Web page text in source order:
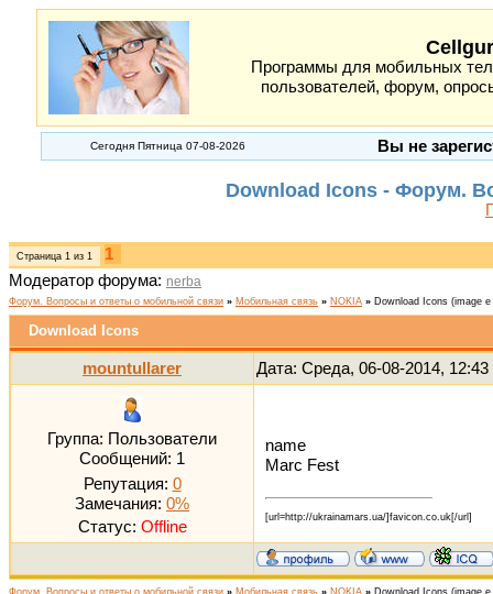
Программы для мобильных
пользователей, форум,
Сегодня Пятница 07-08-2026 Вы не
Download Icons - Форум.
Страница 1 из 1
1
Модератор форума: nerba
Форум. Вопросы и ответы о мобильной связи » Мобильная связь » NOKIA » Download Icons (image e
Download Icons
mountullarer Дата: Среда, 06-08-2014,
Группа: Пользователи
Сообщений: 1
Репутация: 0
Замечания: 0%
Статус: Offline
name
Marc Fest
[url=http://ukrainamars.ua/]favicon.co.uk[/url]
Форум. Вопросы и ответы о мобильной связи » Мобильная связь » NOKIA » Download Icons (image e